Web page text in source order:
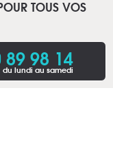
TOUS VOS
89 98 14
du lundi au samedi